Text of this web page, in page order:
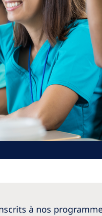
Romania
Russia
Asia Pacific
Asia Pacific
Australia
Philippines
Global
à nos